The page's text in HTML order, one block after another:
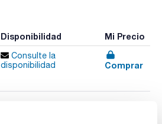
Disponibilidad Mi Precio
Consulte la
disponibilidad
Comprar